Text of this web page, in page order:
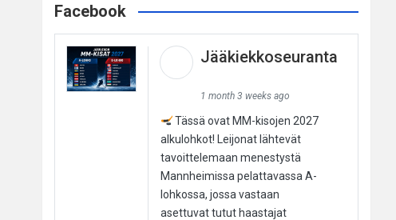
Facebook
Jääkiekkoseuranta
1 month 3 weeks ago
Tässä ovat MM-kisojen 2027
alkulohkot! Leijonat lähtevät
tavoittelemaan menestystä
Mannheimissa pelattavassa A-
lohkossa, jossa vastaan
asettuvat tutut haastajat